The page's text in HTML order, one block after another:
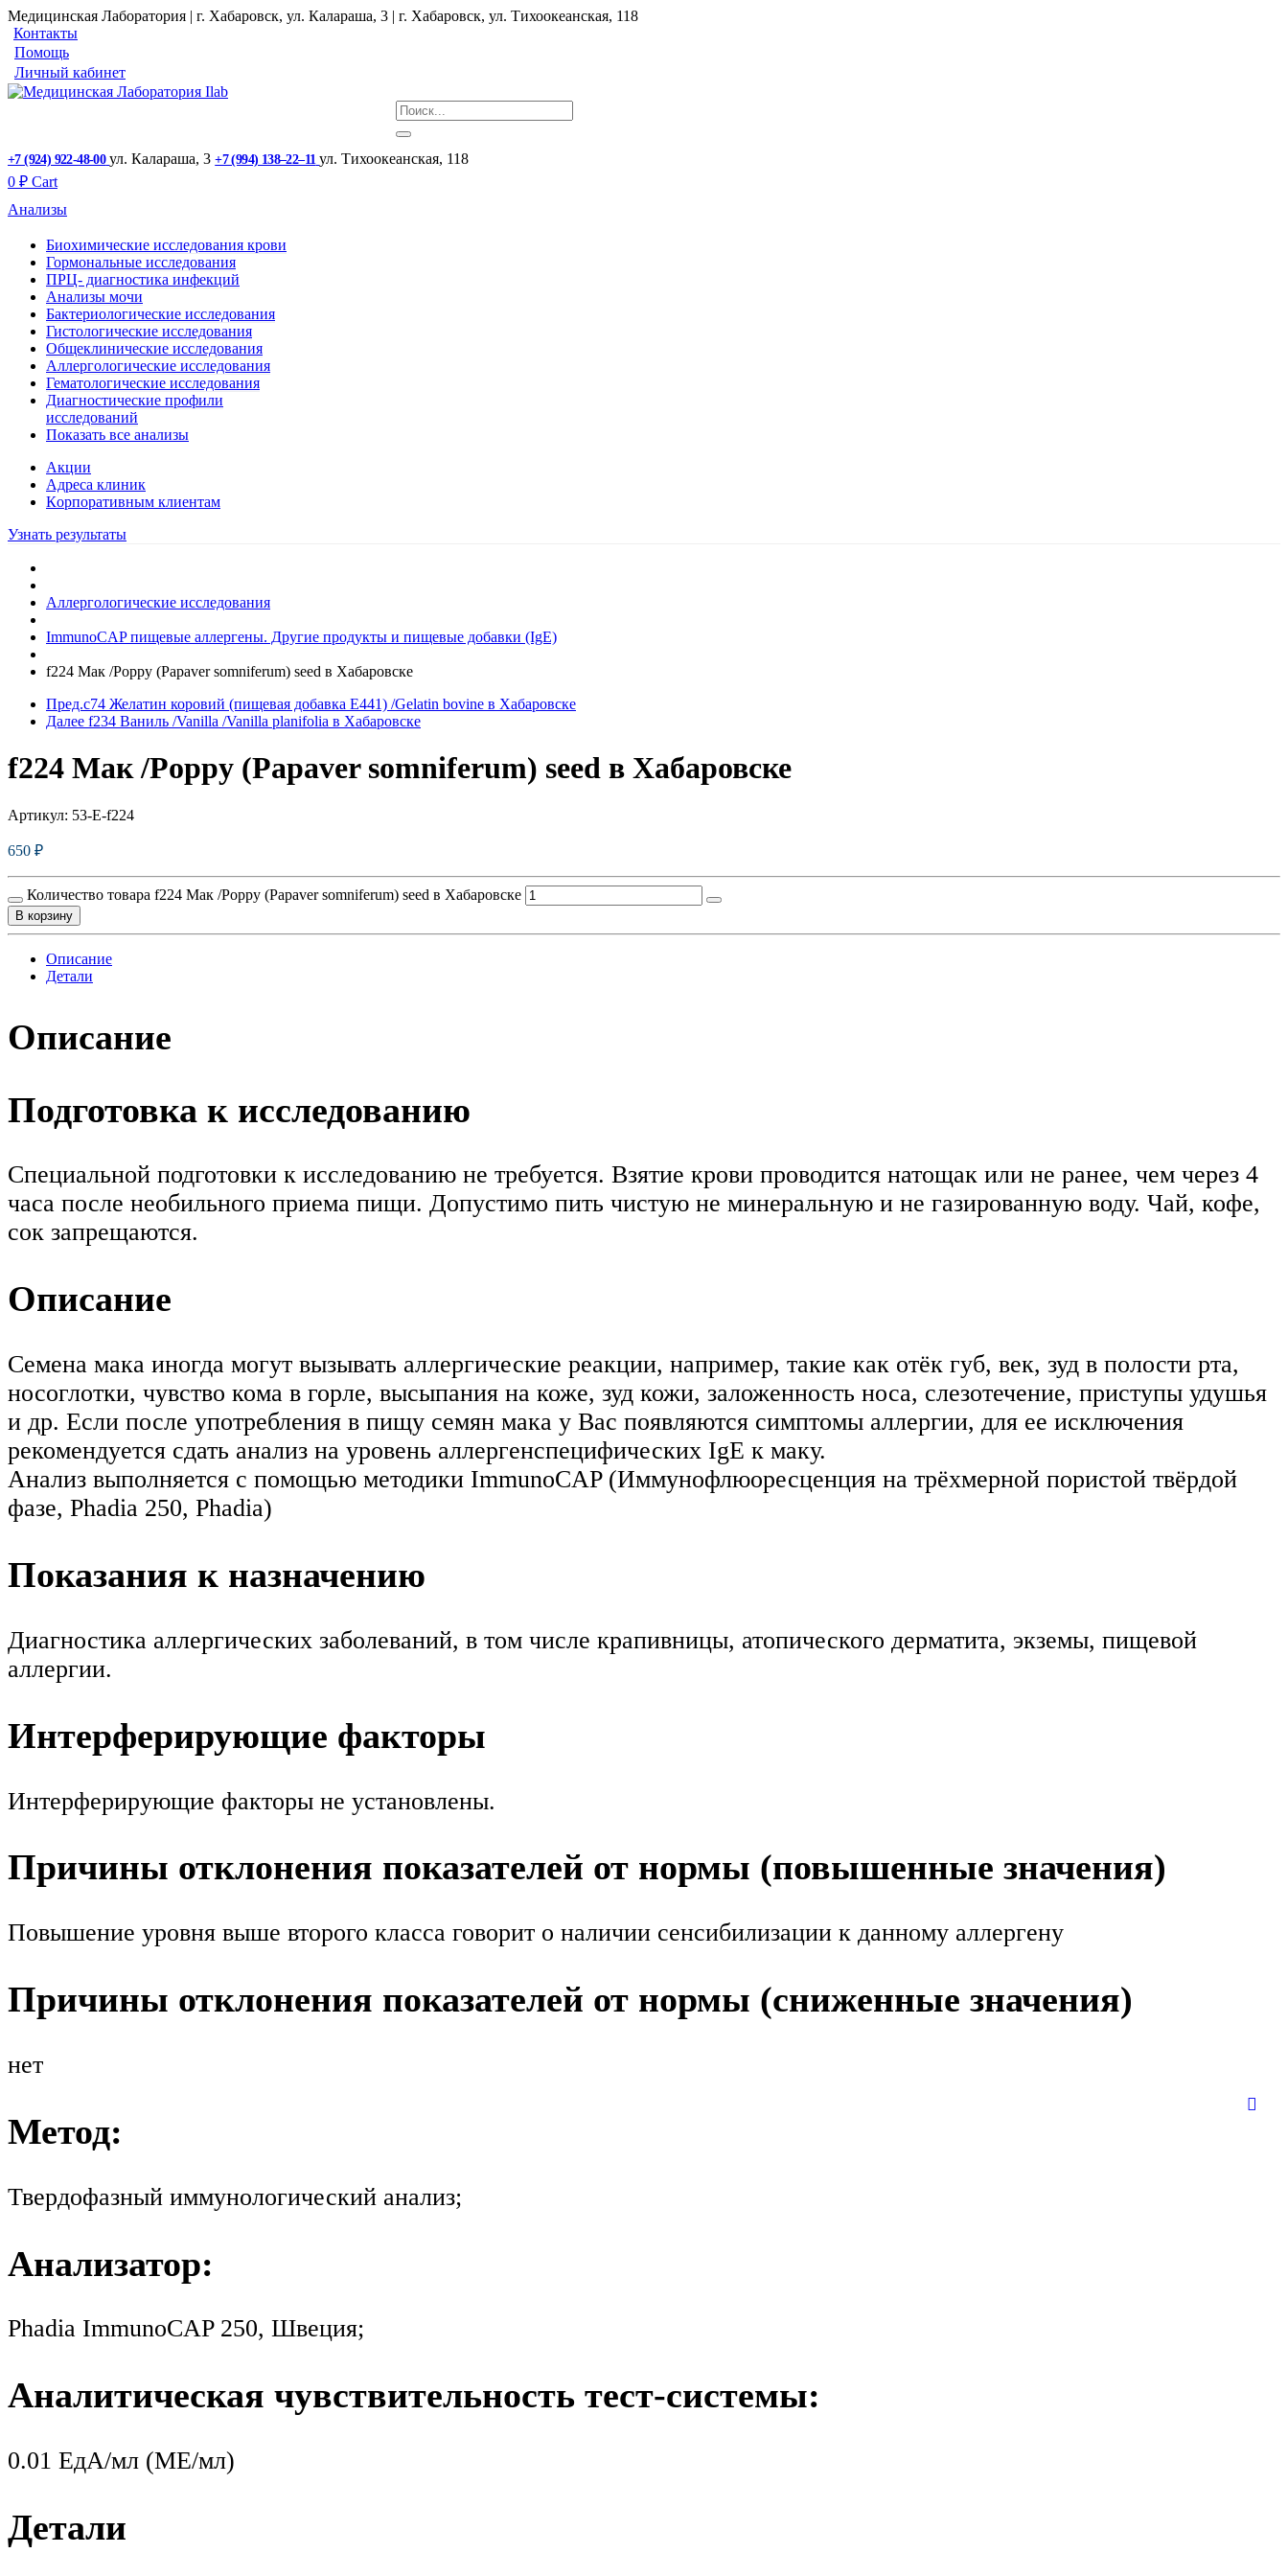
Медицинская Лаборатория | г. Хабаровск, ул. Калараша, 3 | г. Хабаровск, ул. ​Тихоокеанская, 118
Контакты
Помощь
Личный кабинет
+7 (924) 922-48-00 ул. ​Калараша, 3 +7 (994) 138‒22‒11 ул. ​Тихоокеанская, 118
0 ₽ Cart
Анализы
Биохимические исследования крови
Гормональные исследования
ПРЦ- диагностика инфекций
Анализы мочи
Бактериологические исследования
Гистологические исследования
Общеклинические исследования
Аллергологические исследования
Гематологические исследования
Диагностические профили
исследований
Показать все анализы
Акции
Адреса клиник
Кoрпоративным клиентам
Узнать результаты
Аллергологические исследования
ImmunoCAP пищевые аллергены. Другие продукты и пищевые добавки (IgE)
f224 Мак /Poppy (Papaver somniferum) seed в Хабаровске
Пред.c74 Желатин коровий (пищевая добавка Е441) /Gelatin bovine в Хабаровске
Далее f234 Ваниль /Vanilla /Vanilla planifolia в Хабаровске
f224 Мак /Poppy (Papaver somniferum) seed в Хабаровске
Артикул: 53-E-f224
650 ₽
Количество товара f224 Мак /Poppy (Papaver somniferum) seed в Хабаровске
В корзину
Описание
Детали
Описание
Подготовка к исследованию
Специальной подготовки к исследованию не требуется. Взятие крови проводится натощак или не ранее, чем через 4
часа после необильного приема пищи. Допустимо пить чистую не минеральную и не газированную воду. Чай, кофе,
сок запрещаются.
Описание
Семена мака иногда могут вызывать аллергические реакции, например, такие как отёк губ, век, зуд в полости рта,
носоглотки, чувство кома в горле, высыпания на коже, зуд кожи, заложенность носа, слезотечение, приступы удушья
и др. Если после употребления в пищу семян мака у Вас появляются симптомы аллергии, для ее исключения
рекомендуется сдать анализ на уровень аллергенспецифических IgE к маку.
Анализ выполняется с помощью методики ImmunoCAP (Иммунофлюоресценция на трёхмерной пористой твёрдой
фазе, Phadia 250, Phadia)
Показания к назначению
Диагностика аллергических заболеваний, в том числе крапивницы, атопического дерматита, экземы, пищевой
аллергии.
Интерферирующие факторы
Интерферирующие факторы не установлены.
Причины отклонения показателей от нормы (повышенные значения)
Повышение уровня выше второго класса говорит о наличии сенсибилизации к данному аллергену
Причины отклонения показателей от нормы (сниженные значения)
нет
Метод:
Твердофазный иммунологический анализ;
Анализатор:
Phadia ImmunoCAP 250, Швеция;
Аналитическая чувствительность тест-системы:
0.01 ЕдА/мл (МЕ/мл)
Детали